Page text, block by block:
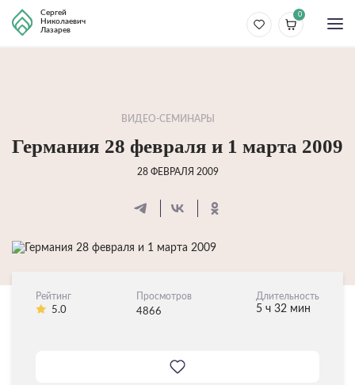
Сергей
Николаевич
Лазарев
0
ВИДЕО-СЕМИНАРЫ
Германия 28 февраля и 1 марта 2009
28 ФЕВРАЛЯ 2009
Рейтинг
5.0
Просмотров
4866
Длительность
5 ч 32 мин